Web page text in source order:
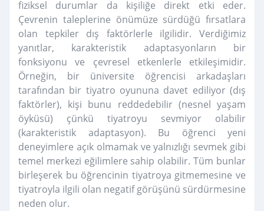
fiziksel durumlar da kişiliğe direkt etki eder.
Çevrenin taleplerine önümüze sürdüğü fırsatlara
olan tepkiler dış faktörlerle ilgilidir. Verdiğimiz
yanıtlar, karakteristik adaptasyonların bir
fonksiyonu ve çevresel etkenlerle etkileşimidir.
Örneğin, bir üniversite öğrencisi arkadaşları
tarafından bir tiyatro oyununa davet ediliyor (dış
faktörler), kişi bunu reddedebilir (nesnel yaşam
öyküsü) çünkü tiyatroyu sevmiyor olabilir
(karakteristik adaptasyon). Bu öğrenci yeni
deneyimlere açık olmamak ve yalnızlığı sevmek gibi
temel merkezi eğilimlere sahip olabilir. Tüm bunlar
birleşerek bu öğrencinin tiyatroya gitmemesine ve
tiyatroyla ilgili olan negatif görüşünü sürdürmesine
neden olur.